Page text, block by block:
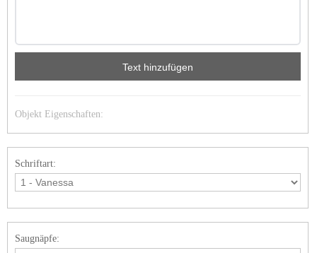
Text hinzufügen
Objekt Eigenschaften:
Schriftart:
Saugnäpfe: